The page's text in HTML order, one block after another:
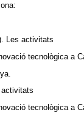
Les activitats
tecnològica a
tecnològica a